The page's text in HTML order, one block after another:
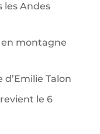
les Andes
en montagne
Talon
le 6